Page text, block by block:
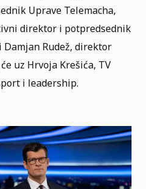
Uprave Telemacha,
direktor i potpredsednik
Damjan Rudež, direktor
uz Hrvoja Krešića, TV
i leadership.